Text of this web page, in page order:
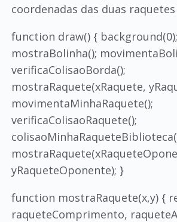
coordenadas das duas raquetes
function draw() { background(0);
mostraBolinha();
verificaColisaoBorda();
mostraRaquete(xRaquete,
movimentaMinhaRaquete();
verificaColisaoRaquete();
yRaqueteOponente); }
function mostraRaquete(x,y) {
raqueteComprimento,